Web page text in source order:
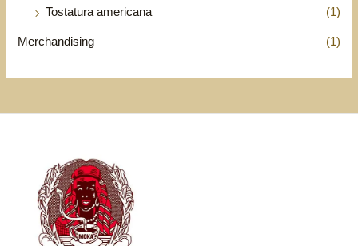
Tostatura americana (1)
Merchandising (1)